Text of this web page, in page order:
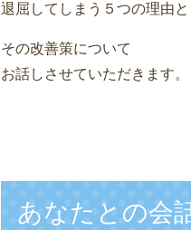
退屈してしまう５つの理由と
その改善策について
お話しさせていただきます。
あなたとの会